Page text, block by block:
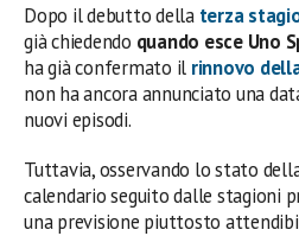
Dopo il debutto della terza
già chiedendo quando esce Uno
ha già confermato il rinnovo
non ha ancora annunciato una
nuovi episodi.
Tuttavia, osservando lo stato
calendario seguito dalle stagioni
una previsione piuttosto